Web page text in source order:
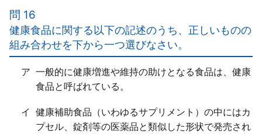
イ×
購入者が医薬品を使用する状況は随時変化する「可能
性がある」ため、販売時のコミュニケーションの機会
が「継続的に確保されるよう配慮する」。
エ○
問 16
健康食品に関する以下の記述のうち、正しいものの
組み合わせを下から一つ選びなさい。
ア 一般的に健康増進や維持の助けとなる食品は、健康
食品と呼ばれている。
イ
健康補助食品（いわゆるサプリメント）の中にはカ
プセル、錠剤等の医薬品と類似した形状で発売され